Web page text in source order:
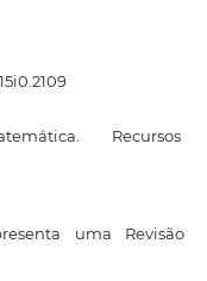
Recursos
uma Revisão